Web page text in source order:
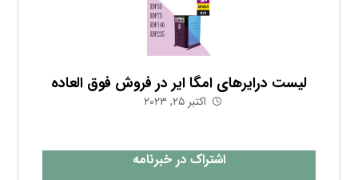
لیست درایرهای امگا ایر در فروش فوق العاده
اکتبر ۲۵, ۲۰۲۳
اشتراک در خبرنامه